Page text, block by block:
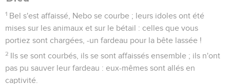
1 Bel s'est affaissé, Nebo se courbe ; leurs idoles ont été
mises sur les animaux et sur le bétail : celles que vous
portiez sont chargées, -un fardeau pour la bête lassée !
2 Ils se sont courbés, ils se sont affaissés ensemble ; ils n'ont
pas pu sauver leur fardeau : eux-mêmes sont allés en
captivité.